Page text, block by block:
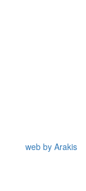
web by Arakis